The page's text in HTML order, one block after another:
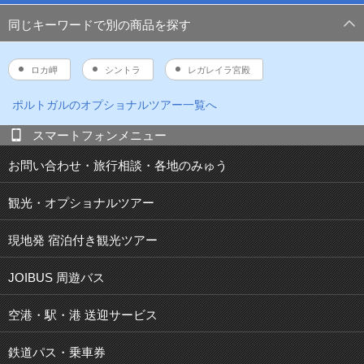
同じキーワードで別の商品を探す
ロカ岬 シントラ レガレイラ宮殿
ポルトガルのオプショナルツアー一覧へ
スマートフォンメニュー
お問い合わせ・旅行相談・各地のみゅう
観光・オプショナルツアー
現地発 宿泊付き観光ツアー
JOIBUS 周遊バス
空港・駅・港 送迎サービス
鉄道パス・乗車券